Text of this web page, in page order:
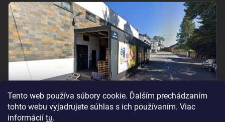
Tento web používa súbory cookie. Ďalším prechádzaním
tohto webu vyjadrujete súhlas s ich používaním. Viac
informácií tu.